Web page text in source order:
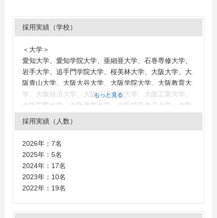
採用実績（学校）
＜大学＞
愛知大学、愛知学院大学、亜細亜大学、石巻専修大学、
岩手大学、追手門学院大学、桜美林大学、大阪大学、大
阪青山大学、大阪大谷大学、大阪学院大学、大阪教育大
学、大阪経済大学、大阪経済法科大学、大阪工業大学、
大阪国際大学、大阪産業大学、大阪樟蔭女子大学、大阪
商業大学、大阪市立大学、大阪女学院大学、大阪成蹊大
学、大阪総合保育大学、大阪体育大学、大阪電気通信大
学習院女子大学、九州大学、九州共立大学、九州工業大
もっと見る
採用実績（人数）
2026年：7名
2025年：5名
2024年：17名
2023年：10名
2022年：19名